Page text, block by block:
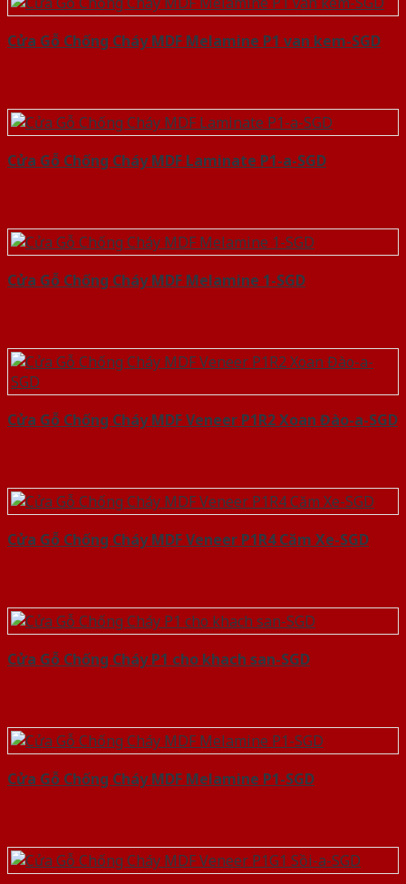
Cửa Gỗ Chống Cháy MDF Melamine P1 van kem-SGD
Cửa Gỗ Chống Cháy MDF Laminate P1-a-SGD
Cửa Gỗ Chống Cháy MDF Melamine 1-SGD
Cửa Gỗ Chống Cháy MDF Veneer P1R2 Xoan Đào-a-SGD
Cửa Gỗ Chống Cháy MDF Veneer P1R4 Căm Xe-SGD
Cửa Gỗ Chống Cháy P1 cho khach san-SGD
Cửa Gỗ Chống Cháy MDF Melamine P1-SGD